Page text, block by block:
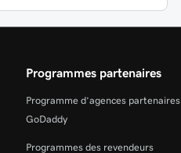
Programmes partenaires
Programme d’agences partenaires
GoDaddy
Programmes des revendeurs